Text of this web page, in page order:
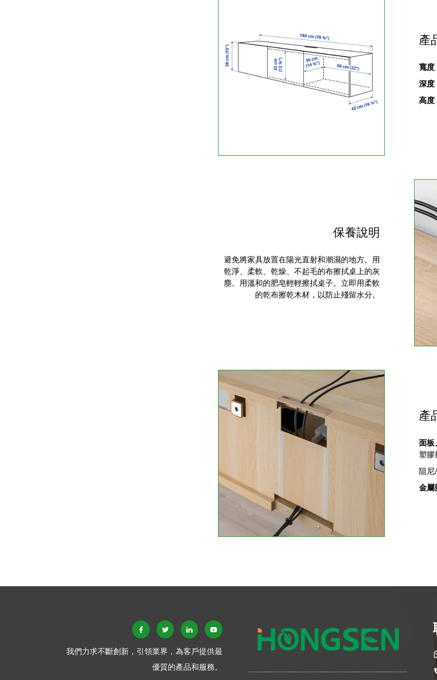
產
寬度
深度
高度
保養說明
避免將家具放置在陽光直射和潮濕的地方。用
乾淨、柔軟、乾燥、不起毛的布擦拭桌上的灰
塵。用溫和的肥皂輕輕擦拭桌子。立即用柔軟
的乾布擦乾木材，以防止殘留水分。
產
面板
塑膠
阻尼
金屬
我們力求不斷創新，引領業界，為客戶提供最
優質的產品和服務。